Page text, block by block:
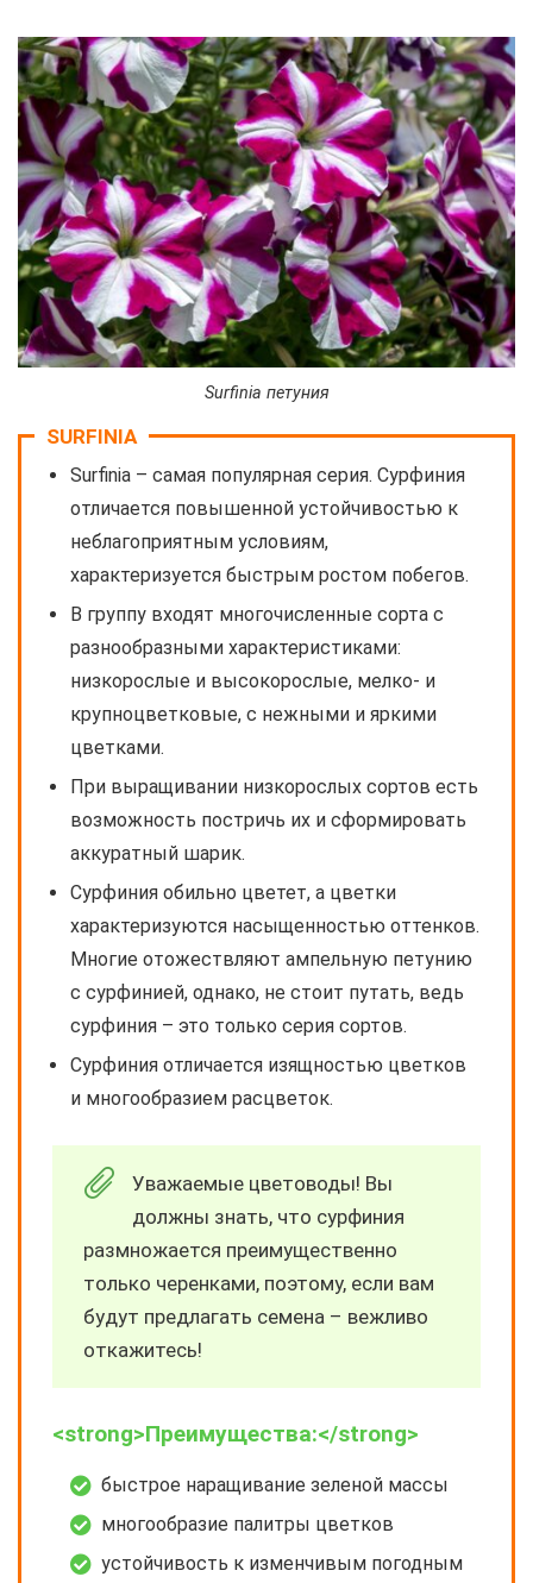
Surfinia петуния
SURFINIA
Surfinia – самая популярная серия. Сурфиния
отличается повышенной устойчивостью к
неблагоприятным условиям,
характеризуется быстрым ростом побегов.
В группу входят многочисленные сорта с
разнообразными характеристиками:
низкорослые и высокорослые, мелко- и
крупноцветковые, с нежными и яркими
цветками.
При выращивании низкорослых сортов есть
возможность постричь их и сформировать
аккуратный шарик.
Сурфиния обильно цветет, а цветки
характеризуются насыщенностью оттенков.
Многие отожествляют ампельную петунию
с сурфинией, однако, не стоит путать, ведь
сурфиния – это только серия сортов.
Сурфиния отличается изящностью цветков
и многообразием расцветок.
Уважаемые цветоводы! Вы
должны знать, что сурфиния
размножается преимущественно
только черенками, поэтому, если вам
будут предлагать семена – вежливо
откажитесь!
<strong>Преимущества:</strong>
быстрое наращивание зеленой массы
многообразие палитры цветков
устойчивость к изменчивым погодным